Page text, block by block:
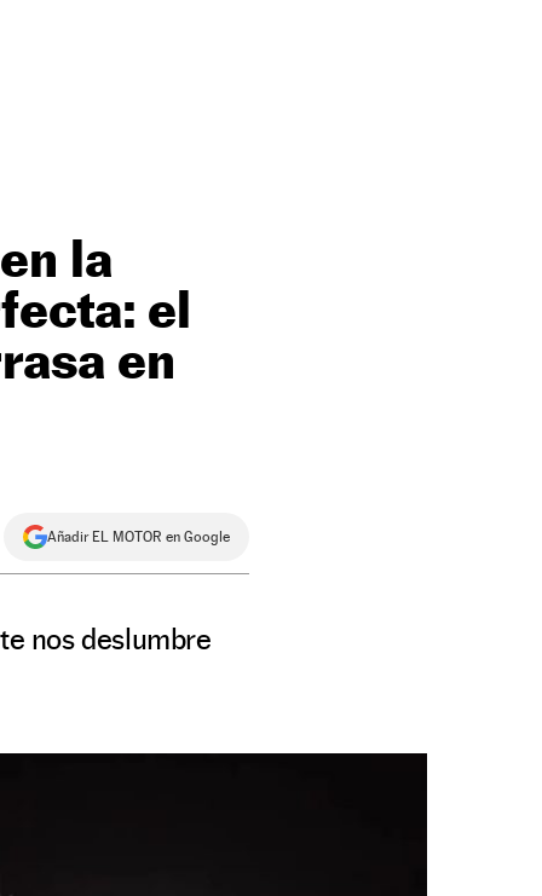
la
el
en
Añadir EL MOTOR en Google
nos deslumbre